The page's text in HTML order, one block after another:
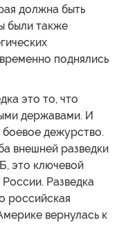
должна быть
были также
поднялись
это то, что
державами. И
дежурство.
внешней разведки
это ключевой
Разведка
российская
вернулась к